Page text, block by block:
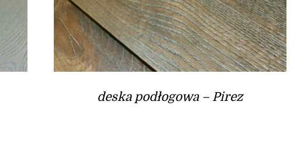
deska podłogowa – Pirez